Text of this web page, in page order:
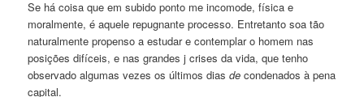
Se há coisa que em subido ponto me incomode, física e
moralmente, é aquele repugnante processo. Entretanto soa tão
naturalmente propenso a estudar e contemplar o homem nas
posições difíceis, e nas grandes j crises da vida, que tenho
observado algumas vezes os últimos diasde condenados à pena
capital.